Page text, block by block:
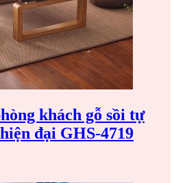
khách gỗ sồi tự
đại GHS-4719